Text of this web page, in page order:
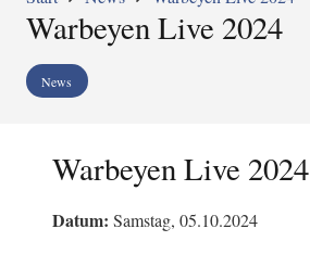
Warbeyen Live 2024
News
Warbeyen Live 2024
Datum: Samstag, 05.10.2024